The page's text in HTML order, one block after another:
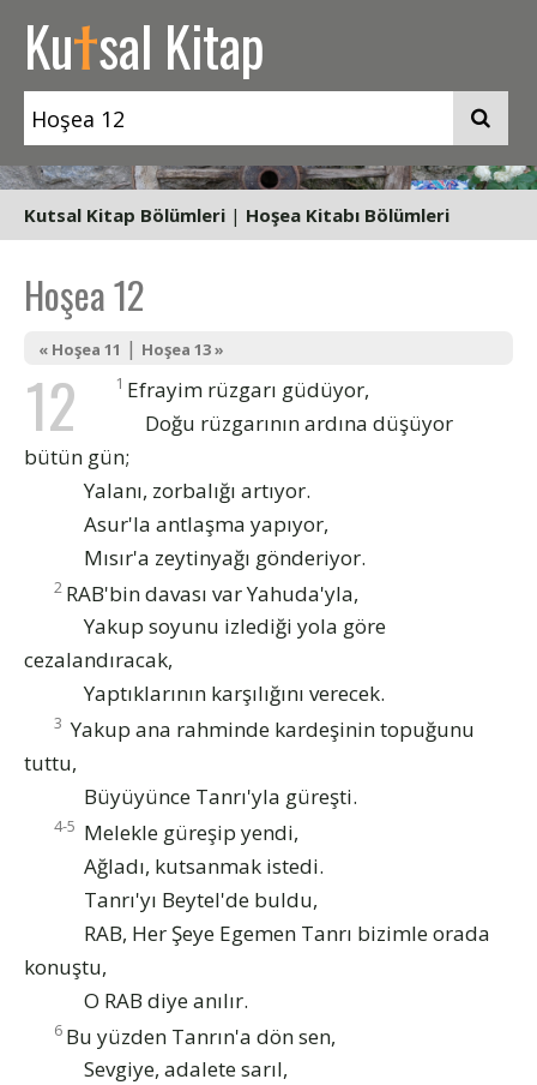
Kutsal Kitap
Kutsal Kitap Bölümleri | Hoşea Kitabı Bölümleri
Hoşea 12
« Hoşea 11 | Hoşea 13 »
12 1 Efrayim rüzgarı güdüyor,
Doğu rüzgarının ardına düşüyor
bütün gün;
Yalanı, zorbalığı artıyor.
Asur'la antlaşma yapıyor,
Mısır'a zeytinyağı gönderiyor.
2 RAB'bin davası var Yahuda'yla,
Yakup soyunu izlediği yola göre
cezalandıracak,
Yaptıklarının karşılığını verecek.
3 Yakup ana rahminde kardeşinin topuğunu
tuttu,
Büyüyünce Tanrı'yla güreşti.
4-5 Melekle güreşip yendi,
Ağladı, kutsanmak istedi.
Tanrı'yı Beytel'de buldu,
RAB, Her Şeye Egemen Tanrı bizimle orada
konuştu,
O RAB diye anılır.
6 Bu yüzden Tanrın'a dön sen,
Sevgiye, adalete sarıl,